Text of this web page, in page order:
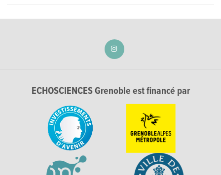
ECHOSCIENCES Grenoble est financé par